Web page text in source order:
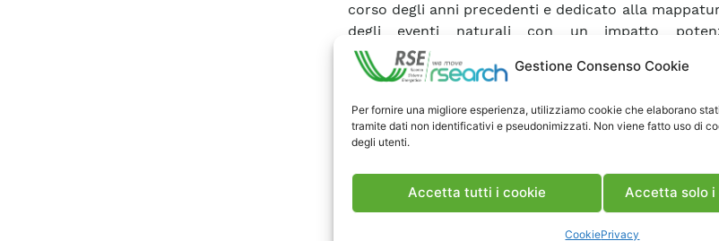
Gestione Consenso Cookie
Per fornire una migliore esperienza, utilizziamo cookie che elaborano
tramite dati non identificativi e pseudonimizzati. Non viene fatto uso di
degli utenti.
Accetta tutti i cookie Accetta solo i
CookiePrivacy
corso degli anni precedenti e dedicato alla
degli eventi naturali con un impatto
sull’esercizio della rete elettrica. Per quanto
l’attività si colloca in un quadro di divulgazione
contesto complessivo di riferimento più ampio
rendere accessibile alla comunità scientifica e alla
quello di creare un sito WEB comunicativo,
che dia ampia diffusione ai risultati dell’attività di